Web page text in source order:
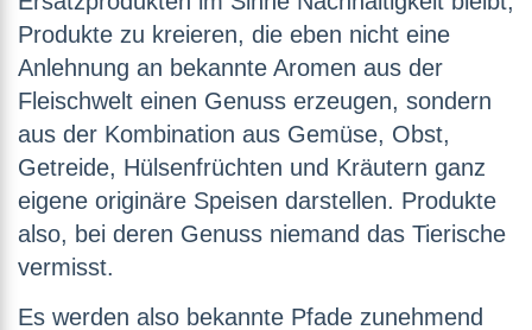
Produkte zu kreieren, die eben nicht eine
Anlehnung an bekannte Aromen aus der
Fleischwelt einen Genuss erzeugen, sondern
aus der Kombination aus Gemüse, Obst,
Getreide, Hülsenfrüchten und Kräutern ganz
eigene originäre Speisen darstellen. Produkte
also, bei deren Genuss niemand das Tierische
vermisst.
Es werden also bekannte Pfade zunehmend